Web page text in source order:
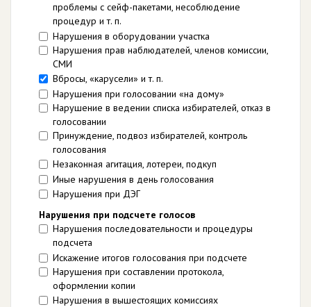
проблемы с сейф-пакетами, несоблюдение
процедур и т. п.
Нарушения в оборудовании участка
Нарушения прав наблюдателей, членов комиссии,
СМИ
Вбросы, «карусели» и т. п.
Нарушения при голосовании «на дому»
Нарушение в ведении списка избирателей, отказ в
голосовании
Принуждение, подвоз избирателей, контроль
голосования
Незаконная агитация, лотереи, подкуп
Иные нарушения в день голосования
Нарушения при ДЭГ
Нарушения при подсчете голосов
Нарушения последовательности и процедуры
подсчета
Искажение итогов голосования при подсчете
Нарушения при составлении протокола,
оформлении копии
Нарушения в вышестоящих комиссиях